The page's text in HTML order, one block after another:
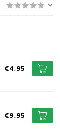
€4,95
€9,95